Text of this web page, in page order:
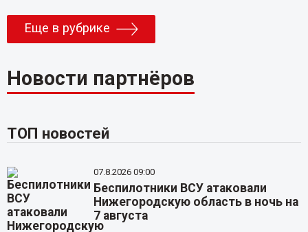
Еще в рубрике
Новости партнёров
ТОП новостей
07.8.2026 09:00
Беспилотники ВСУ атаковали
Нижегородскую область в ночь на
7 августа